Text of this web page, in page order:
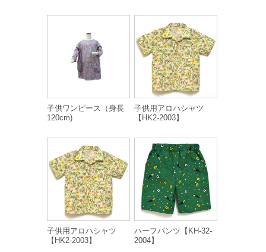
子供ワンピース（身長
120cm)
子供用アロハシャツ
【HK2-2003】
子供用アロハシャツ
【HK2-2003】
ハーフパンツ【KH-32-
2004】